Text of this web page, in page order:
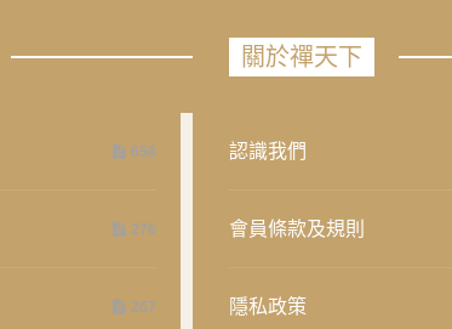
658
276
267
關於禪天下
認識我們
會員條款及規則
隱私政策